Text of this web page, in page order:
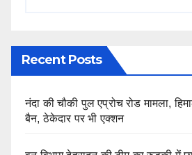
Recent Posts
नंदा की चौकी पुल एप्रोच रोड मामला,
बैन, ठेकेदार पर भी एक्शन